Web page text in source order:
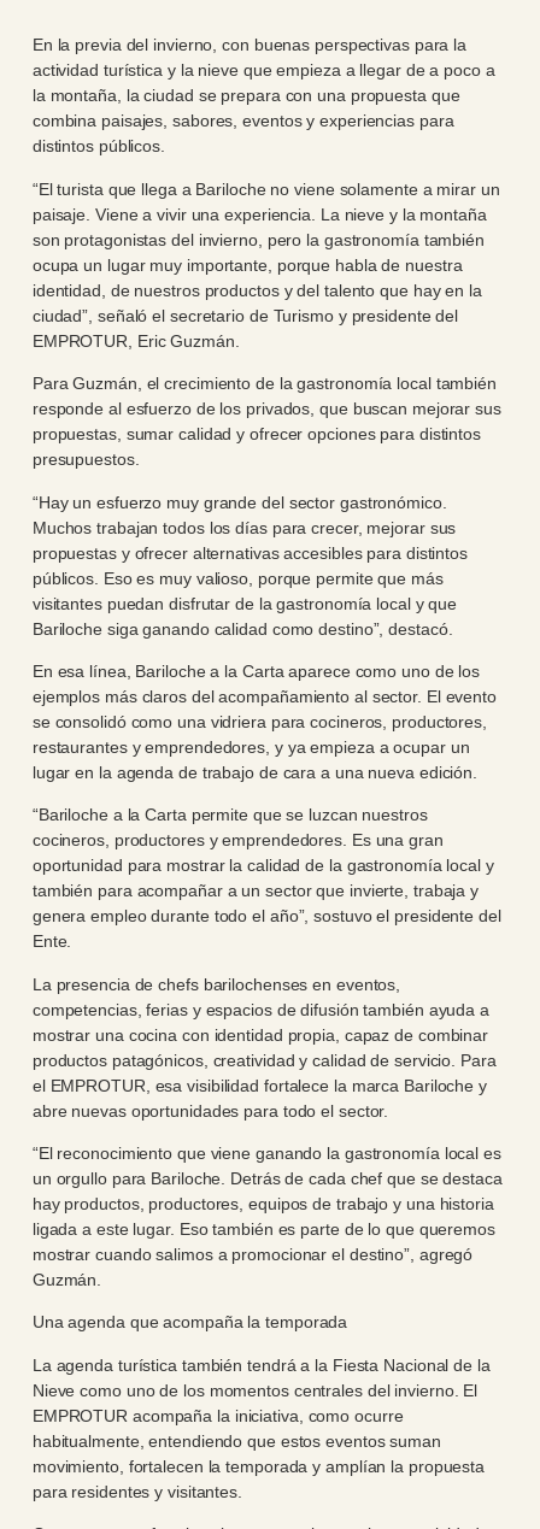
En la previa del invierno, con buenas perspectivas para la
actividad turística y la nieve que empieza a llegar de a poco a
la montaña, la ciudad se prepara con una propuesta que
combina paisajes, sabores, eventos y experiencias para
distintos públicos.
“El turista que llega a Bariloche no viene solamente a mirar un
paisaje. Viene a vivir una experiencia. La nieve y la montaña
son protagonistas del invierno, pero la gastronomía también
ocupa un lugar muy importante, porque habla de nuestra
identidad, de nuestros productos y del talento que hay en la
ciudad”, señaló el secretario de Turismo y presidente del
EMPROTUR, Eric Guzmán.
Para Guzmán, el crecimiento de la gastronomía local también
responde al esfuerzo de los privados, que buscan mejorar sus
propuestas, sumar calidad y ofrecer opciones para distintos
presupuestos.
“Hay un esfuerzo muy grande del sector gastronómico.
Muchos trabajan todos los días para crecer, mejorar sus
propuestas y ofrecer alternativas accesibles para distintos
públicos. Eso es muy valioso, porque permite que más
visitantes puedan disfrutar de la gastronomía local y que
Bariloche siga ganando calidad como destino”, destacó.
En esa línea, Bariloche a la Carta aparece como uno de los
ejemplos más claros del acompañamiento al sector. El evento
se consolidó como una vidriera para cocineros, productores,
restaurantes y emprendedores, y ya empieza a ocupar un
lugar en la agenda de trabajo de cara a una nueva edición.
“Bariloche a la Carta permite que se luzcan nuestros
cocineros, productores y emprendedores. Es una gran
oportunidad para mostrar la calidad de la gastronomía local y
también para acompañar a un sector que invierte, trabaja y
genera empleo durante todo el año”, sostuvo el presidente del
Ente.
La presencia de chefs barilochenses en eventos,
competencias, ferias y espacios de difusión también ayuda a
mostrar una cocina con identidad propia, capaz de combinar
productos patagónicos, creatividad y calidad de servicio. Para
el EMPROTUR, esa visibilidad fortalece la marca Bariloche y
abre nuevas oportunidades para todo el sector.
“El reconocimiento que viene ganando la gastronomía local es
un orgullo para Bariloche. Detrás de cada chef que se destaca
hay productos, productores, equipos de trabajo y una historia
ligada a este lugar. Eso también es parte de lo que queremos
mostrar cuando salimos a promocionar el destino”, agregó
Guzmán.
Una agenda que acompaña la temporada
La agenda turística también tendrá a la Fiesta Nacional de la
Nieve como uno de los momentos centrales del invierno. El
EMPROTUR acompaña la iniciativa, como ocurre
habitualmente, entendiendo que estos eventos suman
movimiento, fortalecen la temporada y amplían la propuesta
para residentes y visitantes.